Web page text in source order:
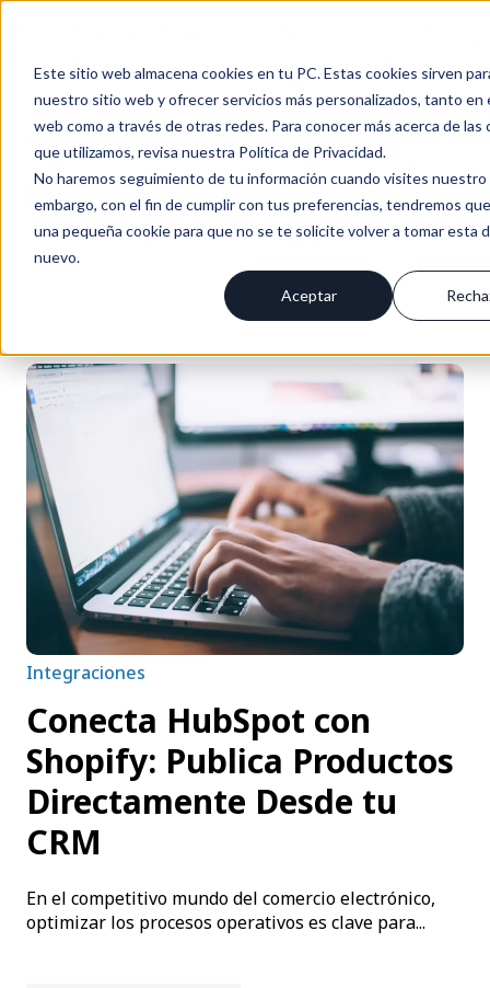
Este sitio web almacena cookies en tu PC. Estas cookies sirven
nuestro sitio web y ofrecer servicios más personalizados, tanto en
web como a través de otras redes. Para conocer más acerca de las
que utilizamos, revisa nuestra Política de Privacidad.
No haremos seguimiento de tu información cuando visites nuestro
embargo, con el fin de cumplir con tus preferencias, tendremos
una pequeña cookie para que no se te solicite volver a tomar esta
nuevo.
Aceptar
Casos de Uso | Operations Hub
BLOG PROGRESUS / NOTICIAS & NOVEDADES
SUSCRÍBIRME
Integraciones
Conecta HubSpot con
Shopify: Publica Productos
Directamente Desde tu
CRM
En el competitivo mundo del comercio electrónico,
optimizar los procesos operativos es clave para...